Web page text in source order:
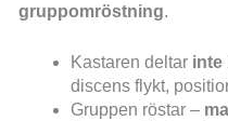
gruppomröstning.
Kastaren deltar inte
discens flykt,
Gruppen röstar –